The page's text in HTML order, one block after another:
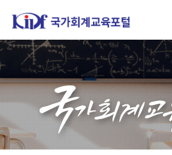
홈페이지가 새롭게 개편되었습니다.
한국조세재정연구원홈페이지가 새